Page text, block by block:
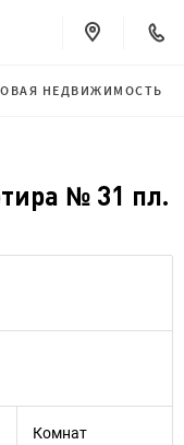
НЕДВИЖИМОСТЬ
№ 31 пл.
Комнат